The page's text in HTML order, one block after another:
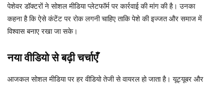
पेशेवर डॉक्टरों ने सोशल मीडिया प्लेटफॉर्म पर कार्रवाई की मांग की है। उनका
कहना है कि ऐसे कंटेंट पर रोक लगनी चाहिए ताकि पेशे की इज्जत और समाज में
विश्वास बनाए रखा जा सके।
नया वीडियो से बढ़ी चर्चाएँ
आजकल सोशल मीडिया पर हर वीडियो तेजी से वायरल हो जाता है। यूट्यूबर और